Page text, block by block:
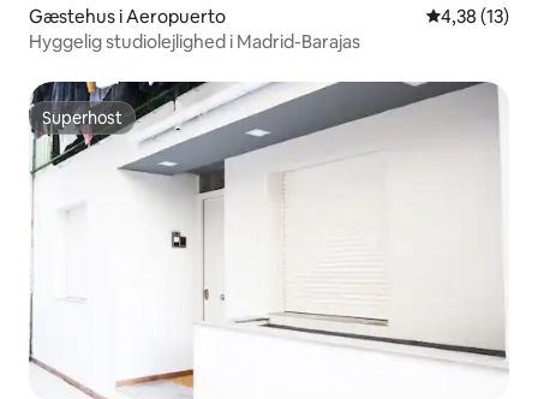
Gæstehus i Aeropuerto 4,38 ud af 5
4,38 (13)
Hyggelig studiolejlighed i Madrid-Barajas
Superhost
Superhost